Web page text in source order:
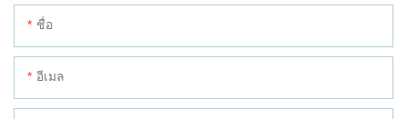
ชื่อ
อีเมล